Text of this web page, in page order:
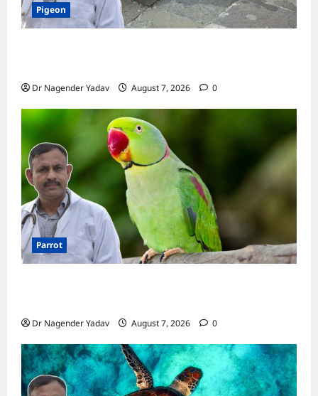
Pigeon
Dr Nagender Yadav August 7, 2026 0
Parrot
Dr Nagender Yadav August 7, 2026 0